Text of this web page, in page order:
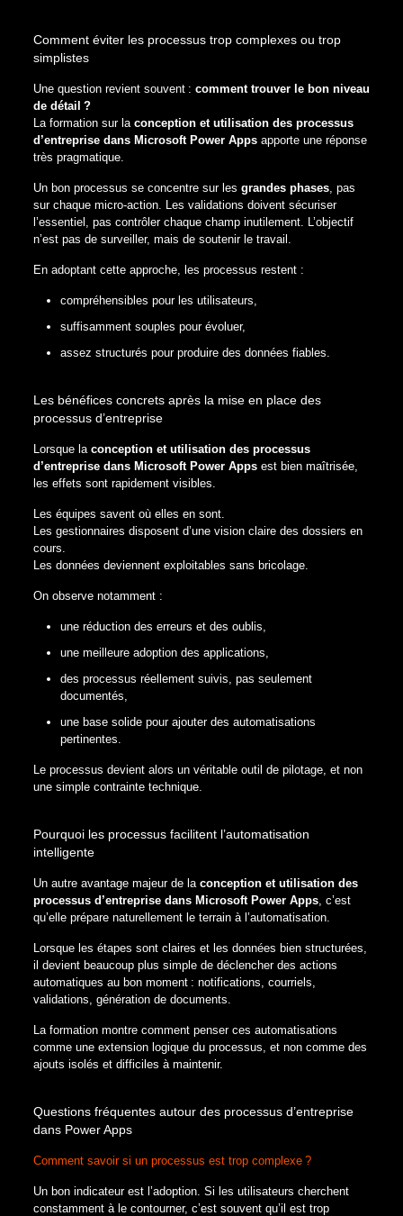
Comment éviter les processus trop complexes ou trop
simplistes
Une question revient souvent : comment trouver le bon niveau
de détail ?
La formation sur la conception et utilisation des processus
d’entreprise dans Microsoft Power Appsapporte une réponse
très pragmatique.
Un bon processus se concentre sur les grandes phases, pas
sur chaque micro‑action. Les validations doivent sécuriser
l’essentiel, pas contrôler chaque champ inutilement. L’objectif
n’est pas de surveiller, mais de soutenir le travail.
En adoptant cette approche, les processus restent :
compréhensibles pour les utilisateurs,
suffisamment souples pour évoluer,
assez structurés pour produire des données fiables.
Les bénéfices concrets après la mise en place des
processus d’entreprise
Lorsque la conception et utilisation des processus
d’entreprise dans Microsoft Power Appsest bien maîtrisée,
les effets sont rapidement visibles.
Les équipes savent où elles en sont.
Les gestionnaires disposent d’une vision claire des dossiers en
cours.
Les données deviennent exploitables sans bricolage.
On observe notamment :
une réduction des erreurs et des oublis,
une meilleure adoption des applications,
des processus réellement suivis, pas seulement
documentés,
une base solide pour ajouter des automatisations
pertinentes.
Le processus devient alors un véritable outil de pilotage, et non
une simple contrainte technique.
Pourquoi les processus facilitent l’automatisation
intelligente
Un autre avantage majeur de la conception et utilisation des
processus d’entreprise dans Microsoft Power Apps, c’est
qu’elle prépare naturellement le terrain à l’automatisation.
Lorsque les étapes sont claires et les données bien structurées,
il devient beaucoup plus simple de déclencher des actions
automatiques au bon moment : notifications, courriels,
validations, génération de documents.
La formation montre comment penser ces automatisations
comme une extension logique du processus, et non comme des
ajouts isolés et difficiles à maintenir.
Questions fréquentes autour des processus d’entreprise
dans Power Apps
Comment savoir si un processus est trop complexe ?
Un bon indicateur est l’adoption. Si les utilisateurs cherchent
constamment à le contourner, c’est souvent qu’il est trop